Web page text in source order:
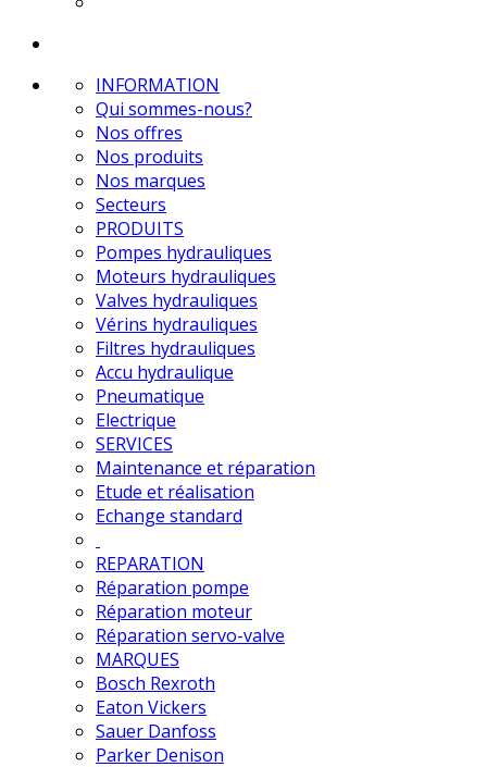
INFORMATION
Qui sommes-nous?
Nos offres
Nos produits
Nos marques
Secteurs
PRODUITS
Pompes hydrauliques
Moteurs hydrauliques
Valves hydrauliques
Vérins hydrauliques
Filtres hydrauliques
Accu hydraulique
Pneumatique
Electrique
SERVICES
Maintenance et réparation
Etude et réalisation
Echange standard
REPARATION
Réparation pompe
Réparation moteur
Réparation servo-valve
MARQUES
Bosch Rexroth
Eaton Vickers
Sauer Danfoss
Parker Denison